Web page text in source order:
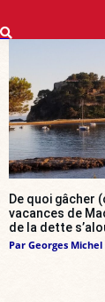
De quoi gâcher
vacances de
de la dette
Par Georges Michel